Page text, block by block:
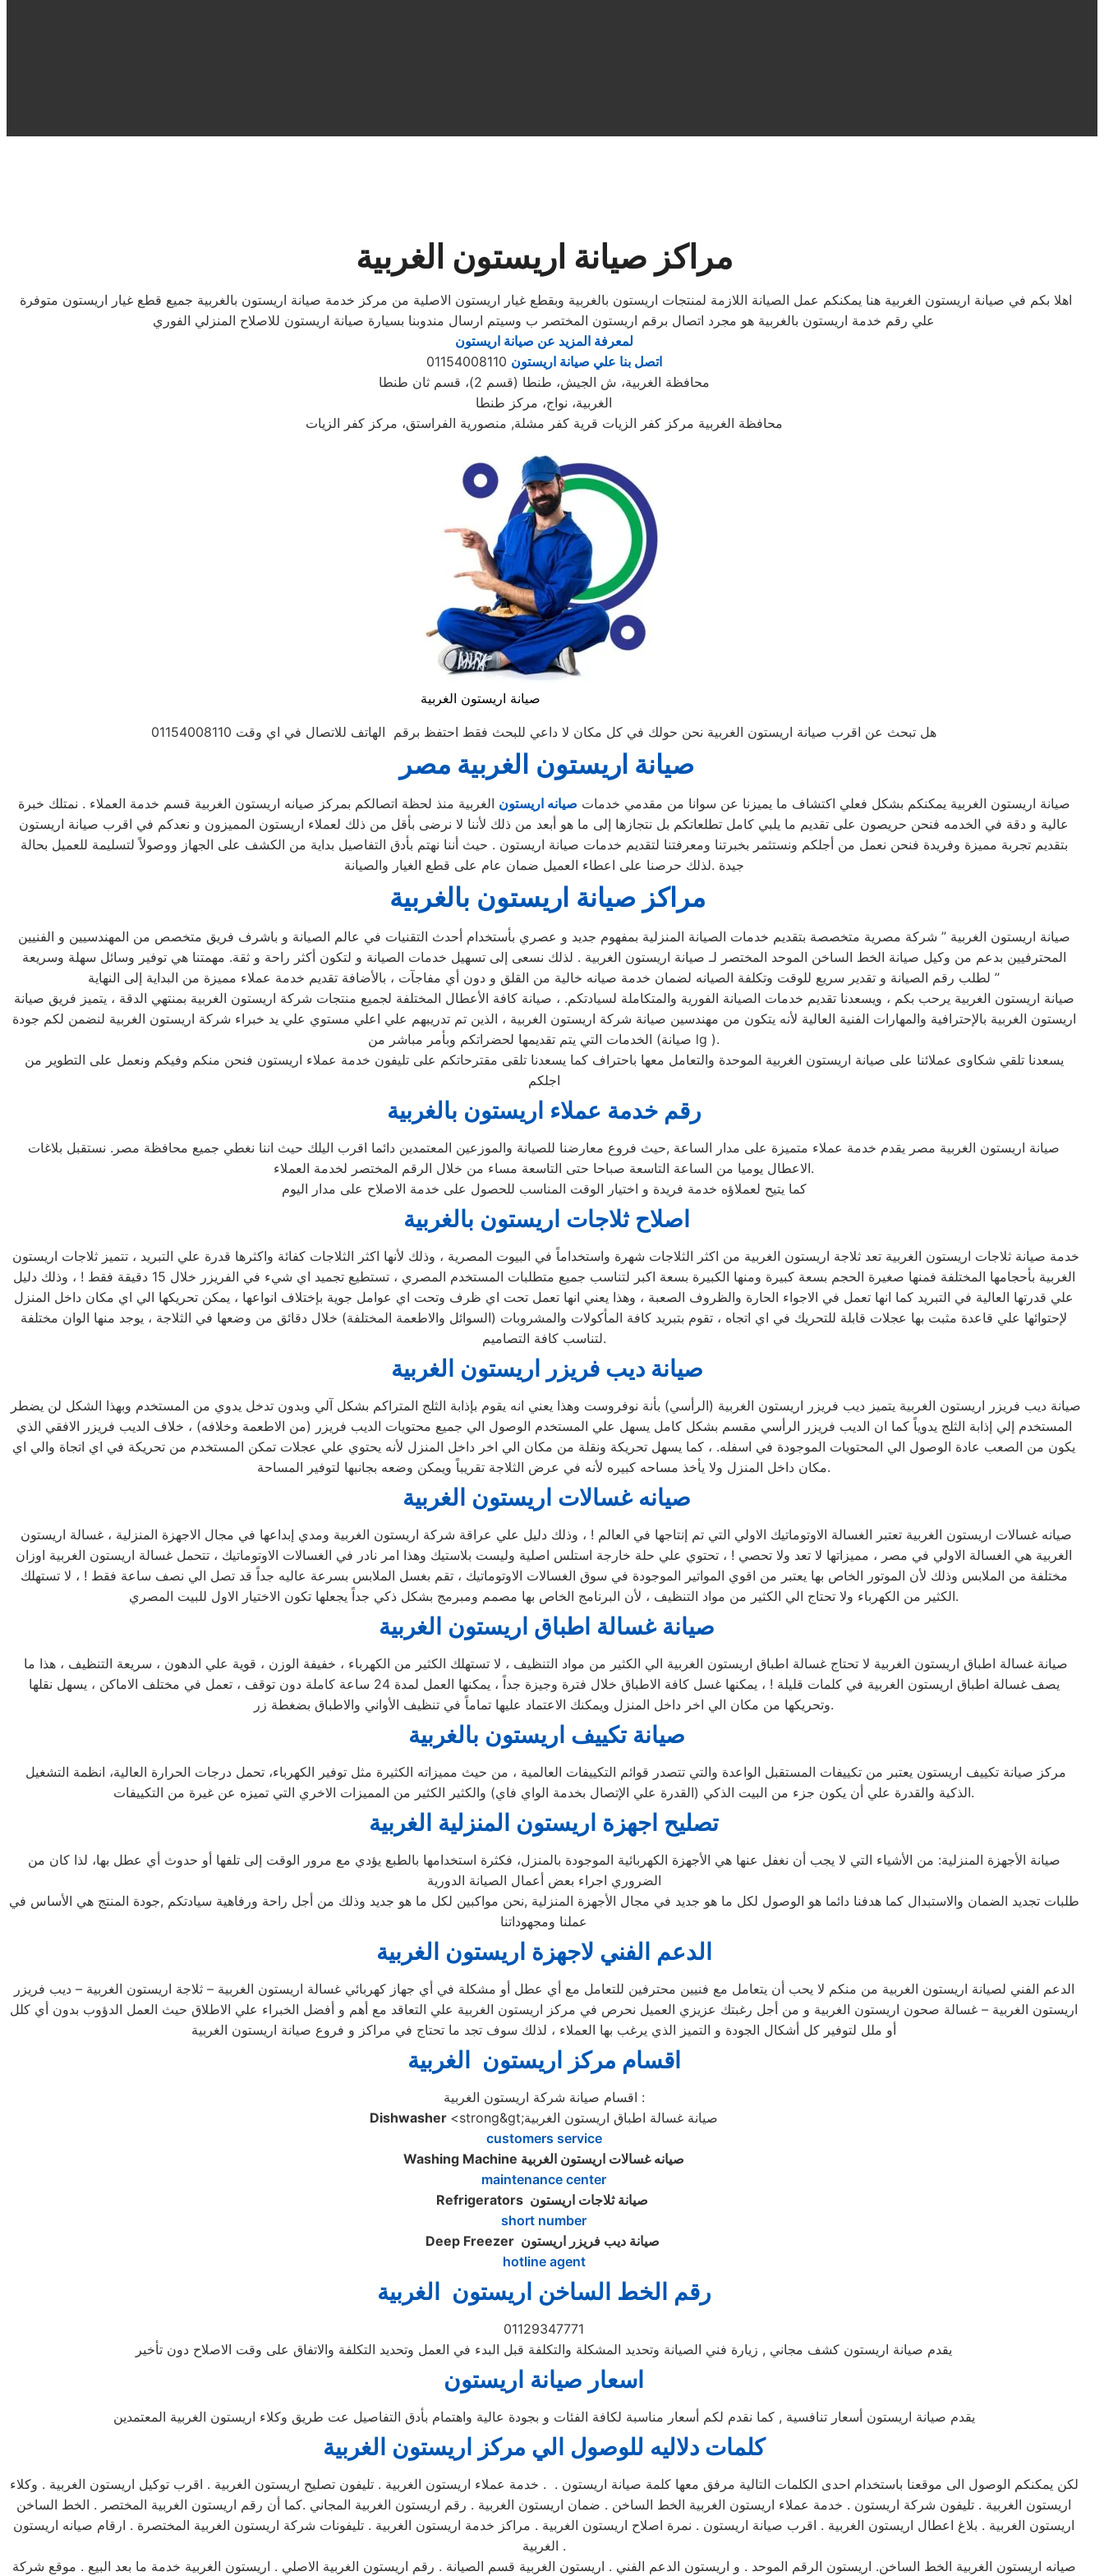
مراكز صيانة اريستون الغربية
علي رقم خدمة اريستون بالغربية هو مجرد اتصال برقم اريستون المختصر ب وسيتم ارسال مندوبنا بسيارة صيانة اريستون للاصلاح المنزلي الفوري
لمعرفة المزيد عن صيانة اريستون
اتصل بنا علي صيانة اريستون
محافظة الغربية، ش الجيش، طنطا (قسم 2)، قسم ثان طنطا
الغربية، نواج، مركز طنطا
محافظة الغربية مركز كفر الزيات قرية كفر مشلة, منصورية الفراستق، مركز كفر الزيات
صيانة اريستون الغربية
هل تبحث عن اقرب صيانة اريستون الغربية نحن حولك في كل مكان لا داعي للبحث فقط احتفظ برقم الهاتف للاتصال في اي وقت 01154008110
صيانة اريستون الغربية مصر
صيانة اريستون الغربية يمكنكم بشكل فعلي اكتشاف ما يميزنا عن سوانا من مقدمي خدمات صيانه اريستون الغربية منذ لحظة اتصالكم بمركز صيانه اريستون الغربية قسم خدمة العملاء . نمتلك خبرة
عالية و دقة في الخدمه فنحن حريصون على تقديم ما يلبي كامل تطلعاتكم بل نتجازها إلى ما هو أبعد من ذلك لأننا لا نرضى بأقل من ذلك لعملاء اريستون المميزون و نعدكم في اقرب صيانة اريستون
بتقديم تجربة مميزة وفريدة فنحن نعمل من أجلكم ونستثمر بخبرتنا ومعرفتنا لتقديم خدمات صيانة اريستون . حيث أننا نهتم بأدق التفاصيل بداية من الكشف على الجهاز ووصولاً لتسليمة للعميل بحالة
جيدة .لذلك حرصنا على اعطاء العميل ضمان عام على قطع الغيار والصيانة
مراكز صيانة اريستون بالغربية
صيانة اريستون الغربية ” شركة مصرية متخصصة بتقديم خدمات الصيانة المنزلية بمفهوم جديد و عصري بأستخدام أحدث التقنيات في عالم الصيانة و باشرف فريق متخصص من المهندسيين و الفنيين
المحترفيين بدعم من وكيل صيانة الخط الساخن الموحد المختصر لـ صيانة اريستون الغربية . لذلك نسعى إلى تسهيل خدمات الصيانة و لتكون أكثر راحة و ثقة. مهمتنا هي توفير وسائل سهلة وسريعة
لطلب رقم الصيانة و تقدير سريع للوقت وتكلفة الصيانه لضمان خدمة صيانه خالية من القلق و دون أي مفاجآت ، بالأضافة تقديم خدمة عملاء مميزة من البداية إلى النهاية ”
صيانة اريستون الغربية يرحب بكم ، ويسعدنا تقديم خدمات الصيانة الفورية والمتكاملة لسيادتكم. ، صيانة كافة الأعطال المختلفة لجميع منتجات شركة اريستون الغربية بمنتهي الدقة ، يتميز فريق صيانة
اريستون الغربية بالإحترافية والمهارات الفنية العالية لأنه يتكون من مهندسين صيانة شركة اريستون الغربية ، الذين تم تدريبهم علي اعلي مستوي علي يد خبراء شركة اريستون الغربية لنضمن لكم جودة
الخدمات التي يتم تقديمها لحضراتكم وبأمر مباشر من (صيانة lg ).
يسعدنا تلقي شكاوى عملائنا على صيانة اريستون الغربية الموحدة والتعامل معها باحتراف كما يسعدنا تلقى مقترحاتكم على تليفون خدمة عملاء اريستون فنحن منكم وفيكم ونعمل على التطوير من
اجلكم
رقم خدمة عملاء اريستون بالغربية
صيانة اريستون الغربية مصر يقدم خدمة عملاء متميزة على مدار الساعة ,حيث فروع معارضنا للصيانة والموزعين المعتمدين دائما اقرب اليلك حيث اننا نغطي جميع محافظة مصر. نستقبل بلاغات
الاعطال يوميا من الساعة التاسعة صباحا حتى التاسعة مساء من خلال الرقم المختصر لخدمة العملاء.
كما يتيح لعملاؤه خدمة فريدة و اختيار الوقت المناسب للحصول على خدمة الاصلاح على مدار اليوم
اصلاح ثلاجات اريستون بالغربية
الغربية بأحجامها المختلفة فمنها صغيرة الحجم بسعة كبيرة ومنها الكبيرة بسعة اكبر لتناسب جميع متطلبات المستخدم المصري ، تستطيع تجميد اي شيء في الفريزر خلال 15 دقيقة فقط ! ، وذلك دليل
علي قدرتها العالية في التبريد كما انها تعمل في الاجواء الحارة والظروف الصعبة ، وهذا يعني انها تعمل تحت اي ظرف وتحت اي عوامل جوية بإختلاف انواعها ، يمكن تحريكها الي اي مكان داخل المنزل
لإحتوائها علي قاعدة مثبت بها عجلات قابلة للتحريك في اي اتجاه ، تقوم بتبريد كافة المأكولات والمشروبات (السوائل والاطعمة المختلفة) خلال دقائق من وضعها في الثلاجة ، يوجد منها الوان مختلفة
لتناسب كافة التصاميم.
صيانة ديب فريزر اريستون الغربية
المستخدم إلي إذابة الثلج يدوياً كما ان الديب فريزر الرأسي مقسم بشكل كامل يسهل علي المستخدم الوصول الي جميع محتويات الديب فريزر (من الاطعمة وخلافه) ، خلاف الديب فريزر الافقي الذي
يكون من الصعب عادة الوصول الي المحتويات الموجودة في اسفله. ، كما يسهل تحريكة ونقلة من مكان الي اخر داخل المنزل لأنه يحتوي علي عجلات تمكن المستخدم من تحريكة في اي اتجاة والي اي
مكان داخل المنزل ولا يأخذ مساحه كبيره لأنه في عرض الثلاجة تقريباً ويمكن وضعه بجانبها لتوفير المساحة.
صيانه غسالات اريستون الغربية
الغربية هي الغسالة الاولي في مصر ، مميزاتها لا تعد ولا تحصي ! ، تحتوي علي حلة خارجة استلس اصلية وليست بلاستيك وهذا امر نادر في الغسالات الاوتوماتيك ، تتحمل غسالة اريستون الغربية اوزان
مختلفة من الملابس وذلك لأن الموتور الخاص بها يعتبر من اقوي المواتير الموجودة في سوق الغسالات الاوتوماتيك ، تقم بغسل الملابس بسرعة عاليه جداً قد تصل الي نصف ساعة فقط ! ، لا تستهلك
الكثير من الكهرباء ولا تحتاج الي الكثير من مواد التنظيف ، لأن البرنامج الخاص بها مصمم ومبرمج بشكل ذكي جداً يجعلها تكون الاختيار الاول للبيت المصري.
صيانة غسالة اطباق اريستون الغربية
يصف غسالة اطباق اريستون الغربية في كلمات قليلة ! ، يمكنها غسل كافة الاطباق خلال فترة وجيزة جداً ، يمكنها العمل لمدة 24 ساعة كاملة دون توقف ، تعمل في مختلف الاماكن ، يسهل نقلها
وتحريكها من مكان الي اخر داخل المنزل ويمكنك الاعتماد عليها تماماً في تنظيف الأواني والاطباق بضغطة زر.
صيانة تكييف اريستون بالغربية
الذكية والقدرة علي أن يكون جزء من البيت الذكي (القدرة علي الإتصال بخدمة الواي فاي) والكثير الكثير من المميزات الاخري التي تميزه عن غيرة من التكييفات.
تصليح اجهزة اريستون المنزلية الغربية
صيانة الأجهزة المنزلية: من الأشياء التي لا يجب أن نغفل عنها هي الأجهزة الكهربائية الموجودة بالمنزل، فكثرة استخدامها بالطبع يؤدي مع مرور الوقت إلى تلفها أو حدوث أي عطل بها، لذا كان من
الضروري اجراء بعض أعمال الصيانة الدورية
طلبات تجديد الضمان والاستبدال كما هدفنا دائما هو الوصول لكل ما هو جديد في مجال الأجهزة المنزلية ,نحن مواكبين لكل ما هو جديد وذلك من أجل راحة ورفاهية سيادتكم ,جودة المنتج هي الأساس في
عملنا ومجهوداتنا
الدعم الفني لاجهزة اريستون الغربية
الدعم الفني لصيانة اريستون الغربية من منكم لا يحب أن يتعامل مع فنيين محترفين للتعامل مع أي عطل أو مشكلة في أي جهاز كهربائي غسالة اريستون الغربية – ثلاجة اريستون الغربية – ديب فريزر
اريستون الغربية – غسالة صحون اريستون الغربية و من أجل رغبتك عزيزي العميل نحرص في مركز اريستون الغربية علي التعاقد مع أهم و أفضل الخبراء علي الاطلاق حيث العمل الدؤوب بدون أي كلل
أو ملل لتوفير كل أشكال الجودة و التميز الذي يرغب بها العملاء ، لذلك سوف تجد ما تحتاج في مراكز و فروع صيانة اريستون الغربية
اقسام مركز اريستون الغربية
اقسام صيانة شركة اريستون الغربية :
Dishwasher
<strong&gt;صيانة غسالة اطباق اريستون الغربية
customers service
Washing Machine صيانه غسالات اريستون الغربية
maintenance center
Refrigerators
short number
Deep Freezer
hotline agent
رقم الخط الساخن اريستون الغربية
01129347771
يقدم صيانة اريستون كشف مجاني , زيارة فني الصيانة وتحديد المشكلة والتكلفة قبل البدء في العمل وتحديد التكلفة والاتفاق على وقت الاصلاح دون تأخير
اسعار صيانة اريستون
يقدم صيانة اريستون أسعار تنافسية , كما نقدم لكم أسعار مناسبة لكافة الفئات و بجودة عالية واهتمام بأدق التفاصيل عت طريق وكلاء اريستون الغربية المعتمدين
كلمات دلاليه للوصول الي مركز اريستون الغربية
لكن يمكنكم الوصول الى موقعنا باستخدام احدى الكلمات التالية مرفق معها كلمة صيانة اريستون . . خدمة عملاء اريستون الغربية . تليفون تصليح اريستون الغربية . اقرب توكيل اريستون الغربية . وكلاء
اريستون الغربية . تليفون شركة اريستون . خدمة عملاء اريستون الغربية الخط الساخن . ضمان اريستون الغربية . رقم اريستون الغربية المجاني .كما أن رقم اريستون الغربية المختصر . الخط الساخن
اريستون الغربية . بلاغ اعطال اريستون الغربية . اقرب صيانة اريستون . نمرة اصلاح اريستون الغربية . مراكز خدمة اريستون الغربية . تليفونات شركة اريستون الغربية المختصرة . ارقام صيانه اريستون
الغربية .
صيانه اريستون الغربية الخط الساخن. اريستون الرقم الموحد . و اريستون الدعم الفني . اريستون الغربية قسم الصيانة . رقم اريستون الغربية الاصلي . اريستون الغربية خدمة ما بعد البيع . موقع شركة